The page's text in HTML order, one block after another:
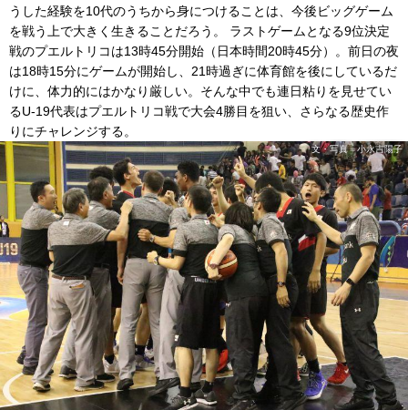
うした経験を10代のうちから身につけることは、今後ビッグゲーム
を戦う上で大きく生きることだろう。 ラストゲームとなる9位決定
戦のプエルトリコは13時45分開始（日本時間20時45分）。前日の夜
は18時15分にゲームが開始し、21時過ぎに体育館を後にしているだ
けに、体力的にはかなり厳しい。そんな中でも連日粘りを見せてい
るU-19代表はプエルトリコ戦で大会4勝目を狙い、さらなる歴史作
りにチャレンジする。
文・写真＝小永吉陽子